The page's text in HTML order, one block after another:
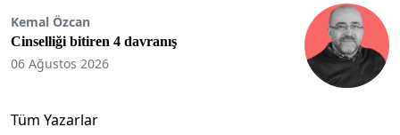
Kemal Özcan
Cinselliği bitiren 4 davranış
06 Ağustos 2026
Tüm Yazarlar